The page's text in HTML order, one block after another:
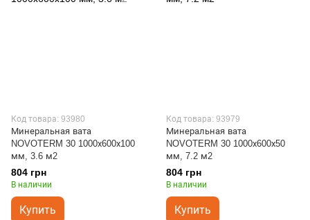
Код товара: 93980
Минеральная вата
NOVOTERM 30 1000х600х100
мм, 3.6 м2
804 грн
В наличии
Купить
Код товара: 93979
Минеральная вата
NOVOTERM 30 1000х600х50
мм, 7.2 м2
804 грн
В наличии
Купить